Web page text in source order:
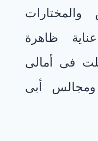
والمختارات
ظاهرة
فى أمالى
ومجالس أبى